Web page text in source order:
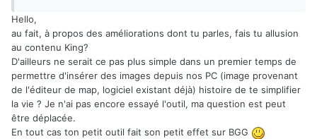
Hello,
au fait, à propos des améliorations dont tu parles, fais tu allusion
au contenu King?
D'ailleurs ne serait ce pas plus simple dans un premier temps de
permettre d'insérer des images depuis nos PC (image provenant
de l'éditeur de map, logiciel existant déjà) histoire de te simplifier
la vie ? Je n'ai pas encore essayé l'outil, ma question est peut
être déplacée.
En tout cas ton petit outil fait son petit effet sur BGG